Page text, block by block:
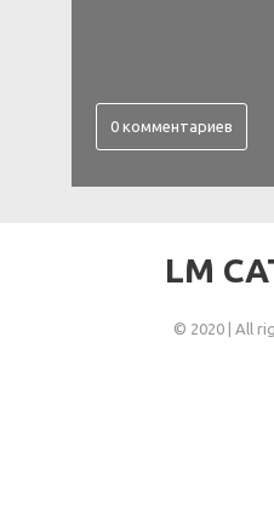
0 комментариев
LM
© 2020 | All